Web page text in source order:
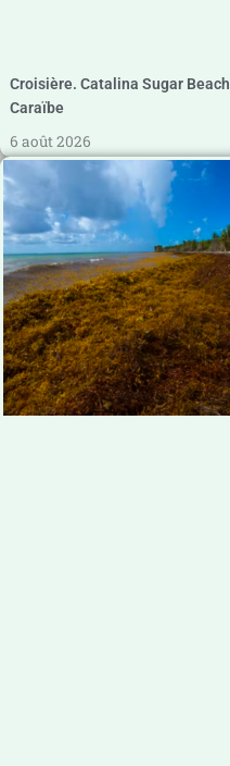
Croisière. Catalina Sugar
Caraïbe
6 août 2026